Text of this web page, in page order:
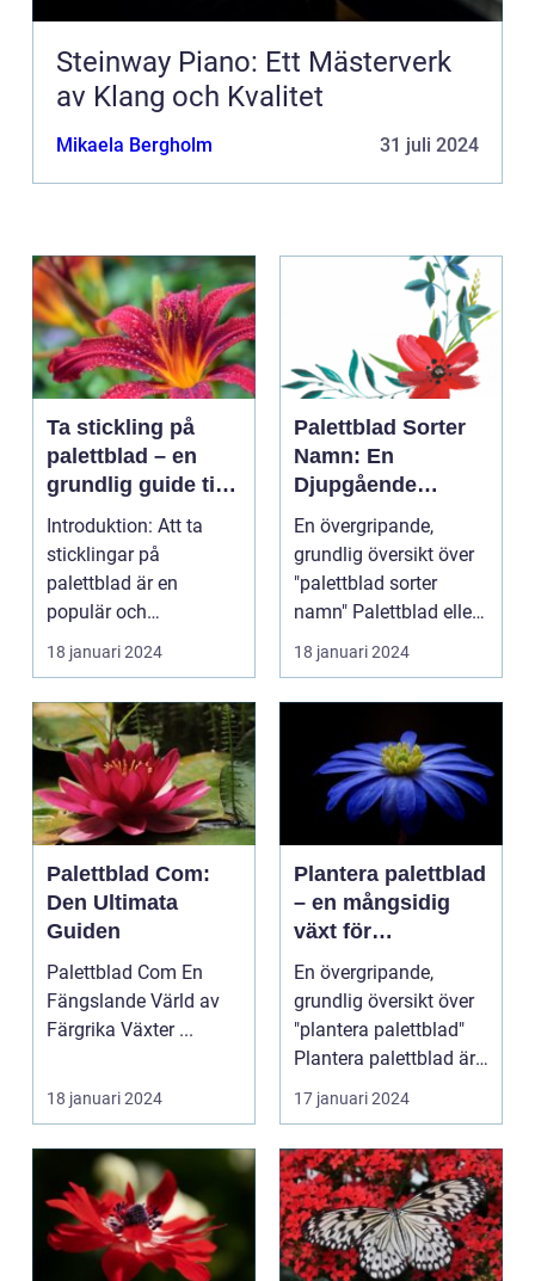
Steinway Piano: Ett Mästerverk
av Klang och Kvalitet
Mikaela Bergholm 31 juli 2024
Ta stickling på
palettblad – en
grundlig guide till
framgångsrik
förökning
Introduktion: Att ta
sticklingar på
palettblad är en
populär och
spännande metod för
att föröka och...
18 januari 2024
Palettblad Sorter
Namn: En
Djupgående
Översikt
En övergripande,
grundlig översikt över
"palettblad sorter
namn" Palettblad eller
Coleus är en popu...
18 januari 2024
Palettblad Com:
Den Ultimata
Guiden
Palettblad Com En
Fängslande Värld av
Färgrika Växter ...
18 januari 2024
Plantera palettblad
– en mångsidig
växt för
trädgårdsentusiast
En övergripande,
grundlig översikt över
"plantera palettblad"
Plantera palettblad är
en populär akt...
17 januari 2024